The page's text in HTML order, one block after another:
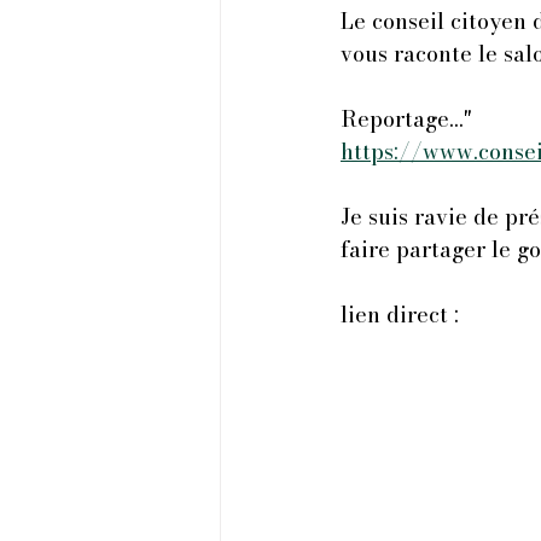
Le conseil citoyen
vous raconte le
Reportage…"
https://
Je suis ravie de
faire partager le
lien direct :